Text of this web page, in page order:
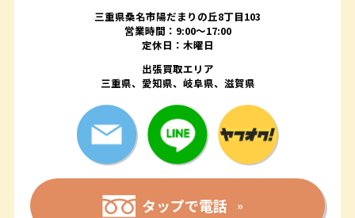
三重県桑名市陽だまりの丘8丁目103
営業時間：9:00〜17:00
定休日：木曜日
出張買取エリア
三重県、愛知県、岐阜県、滋賀県
タップで電話